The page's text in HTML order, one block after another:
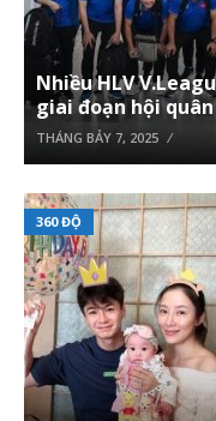
Nhiều HLV
giai đoạn hội quân
THÁNG BẢY 7, 2025
360 ĐỘ